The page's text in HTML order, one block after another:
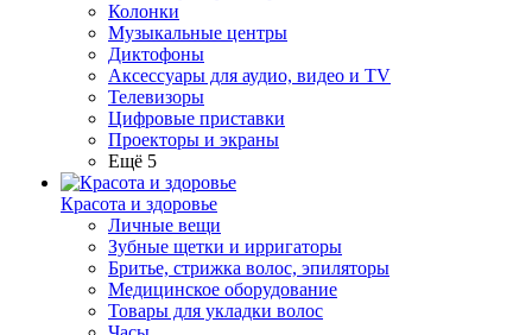
Колонки
Музыкальные центры
Диктофоны
Аксессуары для аудио, видео и TV
Телевизоры
Цифровые приставки
Проекторы и экраны
Ещё 5
Красота и здоровье
Личные вещи
Зубные щетки и ирригаторы
Бритье, стрижка волос, эпиляторы
Медицинское оборудование
Товары для укладки волос